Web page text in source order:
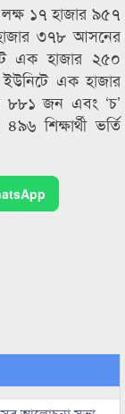
১৭ হাজার ৯৫৭
হাজার ৩৭৮ আসনের
এক হাজার ২৫০
এক হাজার
জন এবং ‘চ’
শিক্ষার্থী ভর্তি